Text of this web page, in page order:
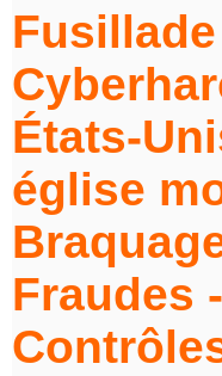
États-
église
Fraudes